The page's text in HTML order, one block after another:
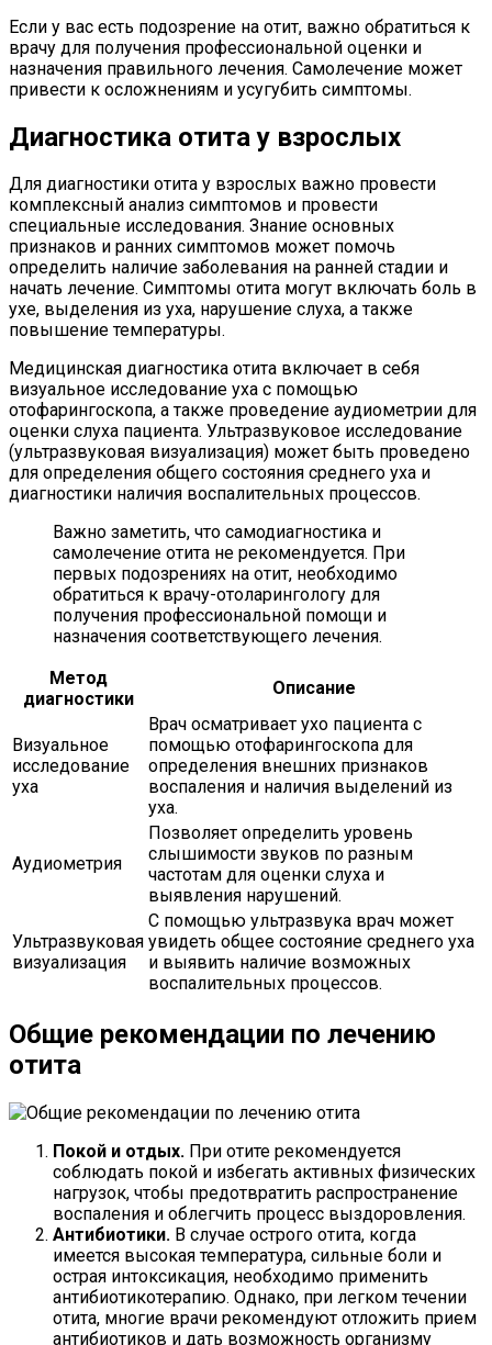
Если у вас есть подозрение на отит, важно обратиться к
врачу для получения профессиональной оценки и
назначения правильного лечения. Самолечение может
привести к осложнениям и усугубить симптомы.
Диагностика отита у взрослых
Для диагностики отита у взрослых важно провести
комплексный анализ симптомов и провести
специальные исследования. Знание основных
признаков и ранних симптомов может помочь
определить наличие заболевания на ранней стадии и
начать лечение. Симптомы отита могут включать боль в
ухе, выделения из уха, нарушение слуха, а также
повышение температуры.
Медицинская диагностика отита включает в себя
визуальное исследование уха с помощью
отофарингоскопа, а также проведение аудиометрии для
оценки слуха пациента. Ультразвуковое исследование
(ультразвуковая визуализация) может быть проведено
для определения общего состояния среднего уха и
диагностики наличия воспалительных процессов.
Важно заметить, что самодиагностика и
самолечение отита не рекомендуется. При
первых подозрениях на отит, необходимо
обратиться к врачу-отоларингологу для
получения профессиональной помощи и
назначения соответствующего лечения.
Метод
диагностики
Описание
Визуальное
исследование
уха
Врач осматривает ухо пациента с
помощью отофарингоскопа для
определения внешних признаков
воспаления и наличия выделений из
уха.
Аудиометрия
Позволяет определить уровень
слышимости звуков по разным
частотам для оценки слуха и
выявления нарушений.
Ультразвуковая
визуализация
С помощью ультразвука врач может
увидеть общее состояние среднего уха
и выявить наличие возможных
воспалительных процессов.
Общие рекомендации по лечению
отита
Покой и отдых. При отите рекомендуется
соблюдать покой и избегать активных физических
нагрузок, чтобы предотвратить распространение
воспаления и облегчить процесс выздоровления.
Антибиотики. В случае острого отита, когда
имеется высокая температура, сильные боли и
острая интоксикация, необходимо применить
антибиотикотерапию. Однако, при легком течении
отита, многие врачи рекомендуют отложить прием
антибиотиков и дать возможность организму